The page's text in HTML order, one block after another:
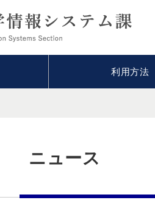
利用方法
ニュース